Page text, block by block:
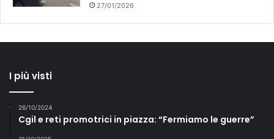
27/01/2026
I più visti
26/10/2024
Cgil e reti promotrici in piazza: “Fermiamo le guerre”